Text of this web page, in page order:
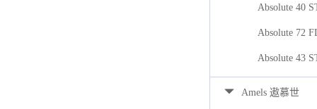
Absolute 40
Absolute 72
Absolute 43
Amels 遨慕世